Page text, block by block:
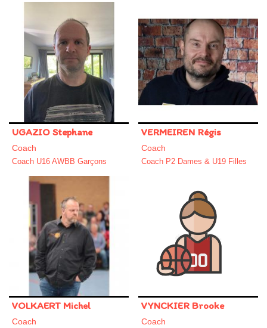
UGAZIO Stephane
Coach
Coach U16 AWBB Garçons
VERMEIREN Régis
Coach
Coach P2 Dames & U19 Filles
VOLKAERT Michel
Coach
VYNCKIER Brooke
Coach